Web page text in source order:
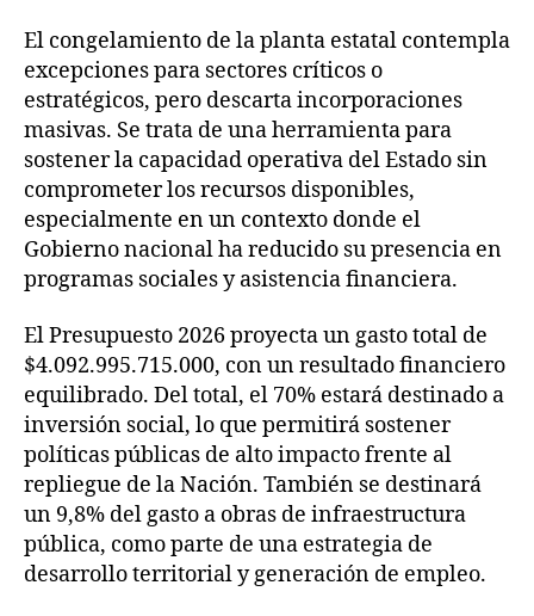
El congelamiento de la planta estatal contempla
excepciones para sectores críticos o
estratégicos, pero descarta incorporaciones
masivas. Se trata de una herramienta para
sostener la capacidad operativa del Estado sin
comprometer los recursos disponibles,
especialmente en un contexto donde el
Gobierno nacional ha reducido su presencia en
programas sociales y asistencia financiera.
El Presupuesto 2026 proyecta un gasto total de
$4.092.995.715.000, con un resultado financiero
equilibrado. Del total, el 70% estará destinado a
inversión social, lo que permitirá sostener
políticas públicas de alto impacto frente al
repliegue de la Nación. También se destinará
un 9,8% del gasto a obras de infraestructura
pública, como parte de una estrategia de
desarrollo territorial y generación de empleo.